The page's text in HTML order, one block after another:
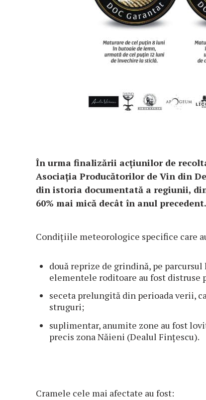
În urma finalizării acțiunilor de
Asociația Producătorilor de Vin din
din istoria documentată a regiunii,
60% mai mică decât în anul precedent.
Condițiile meteorologice specifice care
două reprize de grindină, pe
elementele roditoare au fost distruse
seceta prelungită din perioada verii,
struguri;
suplimentar, anumite zone au fost
precis zona Năieni (Dealul Fințescu).
Cramele cele mai afectate au fost: